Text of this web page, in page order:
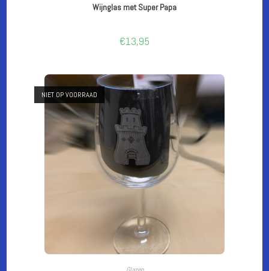
Wijnglas met Super Papa
€13,95
NIET OP VOORRAAD
LEES VERDER